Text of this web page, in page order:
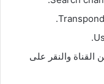
القناة والنقر على